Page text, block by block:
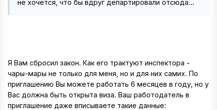
не хочется, что бы вдруг департировали отсюда...
Я Вам сбросил закон. Как его трактуют инспектора -
чары-мары не только для меня, но и для них самих. По
приглашению Вы можете работать 6 месяцев в году, но у
Вас должна быть открыта виза. Ваш работодатель в
приглашение даже вписываете такие данные: